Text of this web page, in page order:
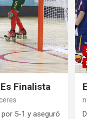
Finalista
5-1 y aseguró